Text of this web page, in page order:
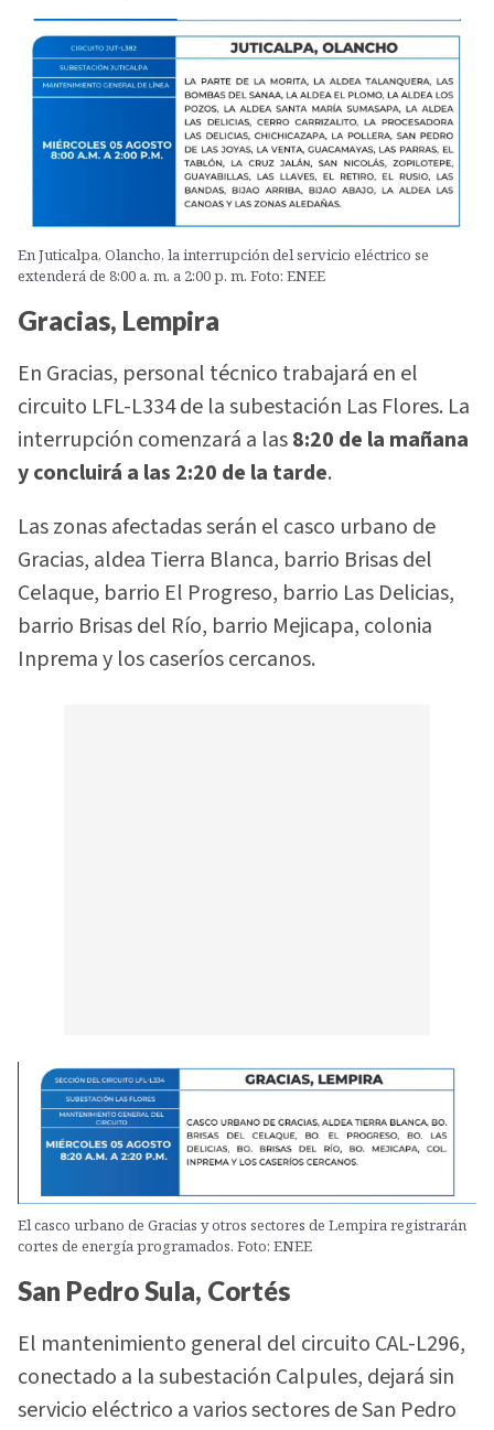
En Juticalpa, Olancho, la interrupción del servicio eléctrico se
extenderá de 8:00 a. m. a 2:00 p. m. Foto: ENEE
Gracias, Lempira
En Gracias, personal técnico trabajará en el
circuito LFL-L334 de la subestación Las Flores. La
interrupción comenzará a las8:20 de la mañana
y concluirá a las 2:20 de la tarde.
Las zonas afectadas serán el casco urbano de
Gracias, aldea Tierra Blanca, barrio Brisas del
Celaque, barrio El Progreso, barrio Las Delicias,
barrio Brisas del Río, barrio Mejicapa, colonia
Inprema y los caseríos cercanos.
El casco urbano de Gracias y otros sectores de Lempira registrarán
cortes de energía programados. Foto: ENEE
San Pedro Sula, Cortés
El mantenimiento general del circuito CAL-L296,
conectado a la subestación Calpules, dejará sin
servicio eléctrico a varios sectores de San Pedro